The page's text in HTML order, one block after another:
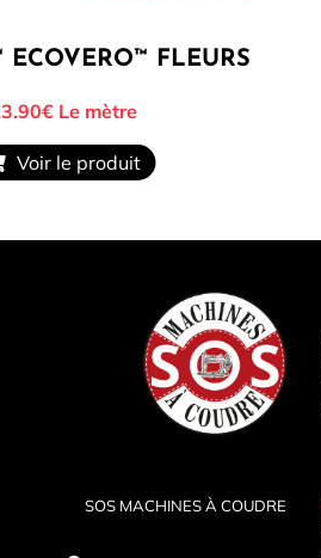
ECOVERO™ FLEURS
Le mètre
Voir le produit
SOS MACHINES À COUDRE